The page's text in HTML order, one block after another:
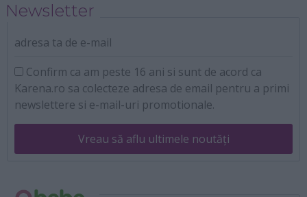
Newsletter
adresa ta de e-mail
Confirm ca am peste 16 ani si sunt de acord ca
Karena.ro sa colecteze adresa de email pentru a primi
newslettere si e-mail-uri promotionale.
Vreau să aflu ultimele noutăți